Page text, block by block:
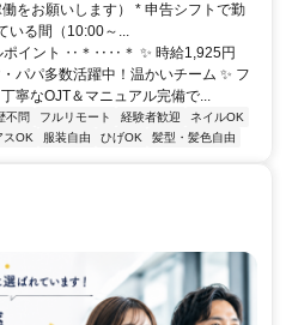
をお願いします） * 申告シフトで勤
いる間（10:00～...
イント ‥＊‥‥＊ ✨ 時給1,925円
パパ多数活躍中！温かいチーム ✨ フ
寧なOJT＆マニュアル完備で...
不問 フルリモート 経験者歓迎
ネイルOK
スOK 服装自由 ひげOK 髪型・髪色自由